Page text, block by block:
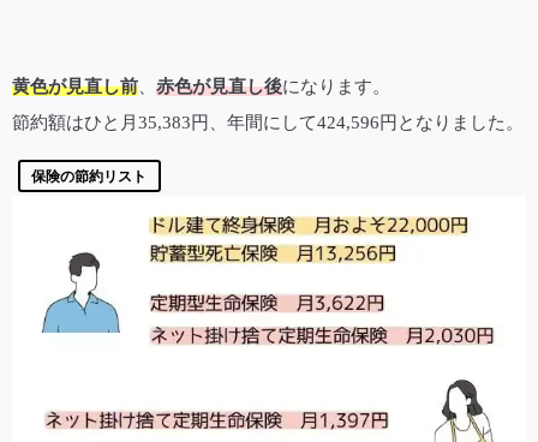
黄色が見直し前 赤色が見直し後になります。
節約額はひと月35,383円、年間にして424,596円となりました。
保険の節約リスト